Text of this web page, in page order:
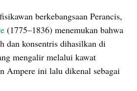
(1775–1836) menemukan bahwa
dan konsentris dihasilkan di
mengalir melalui kawat